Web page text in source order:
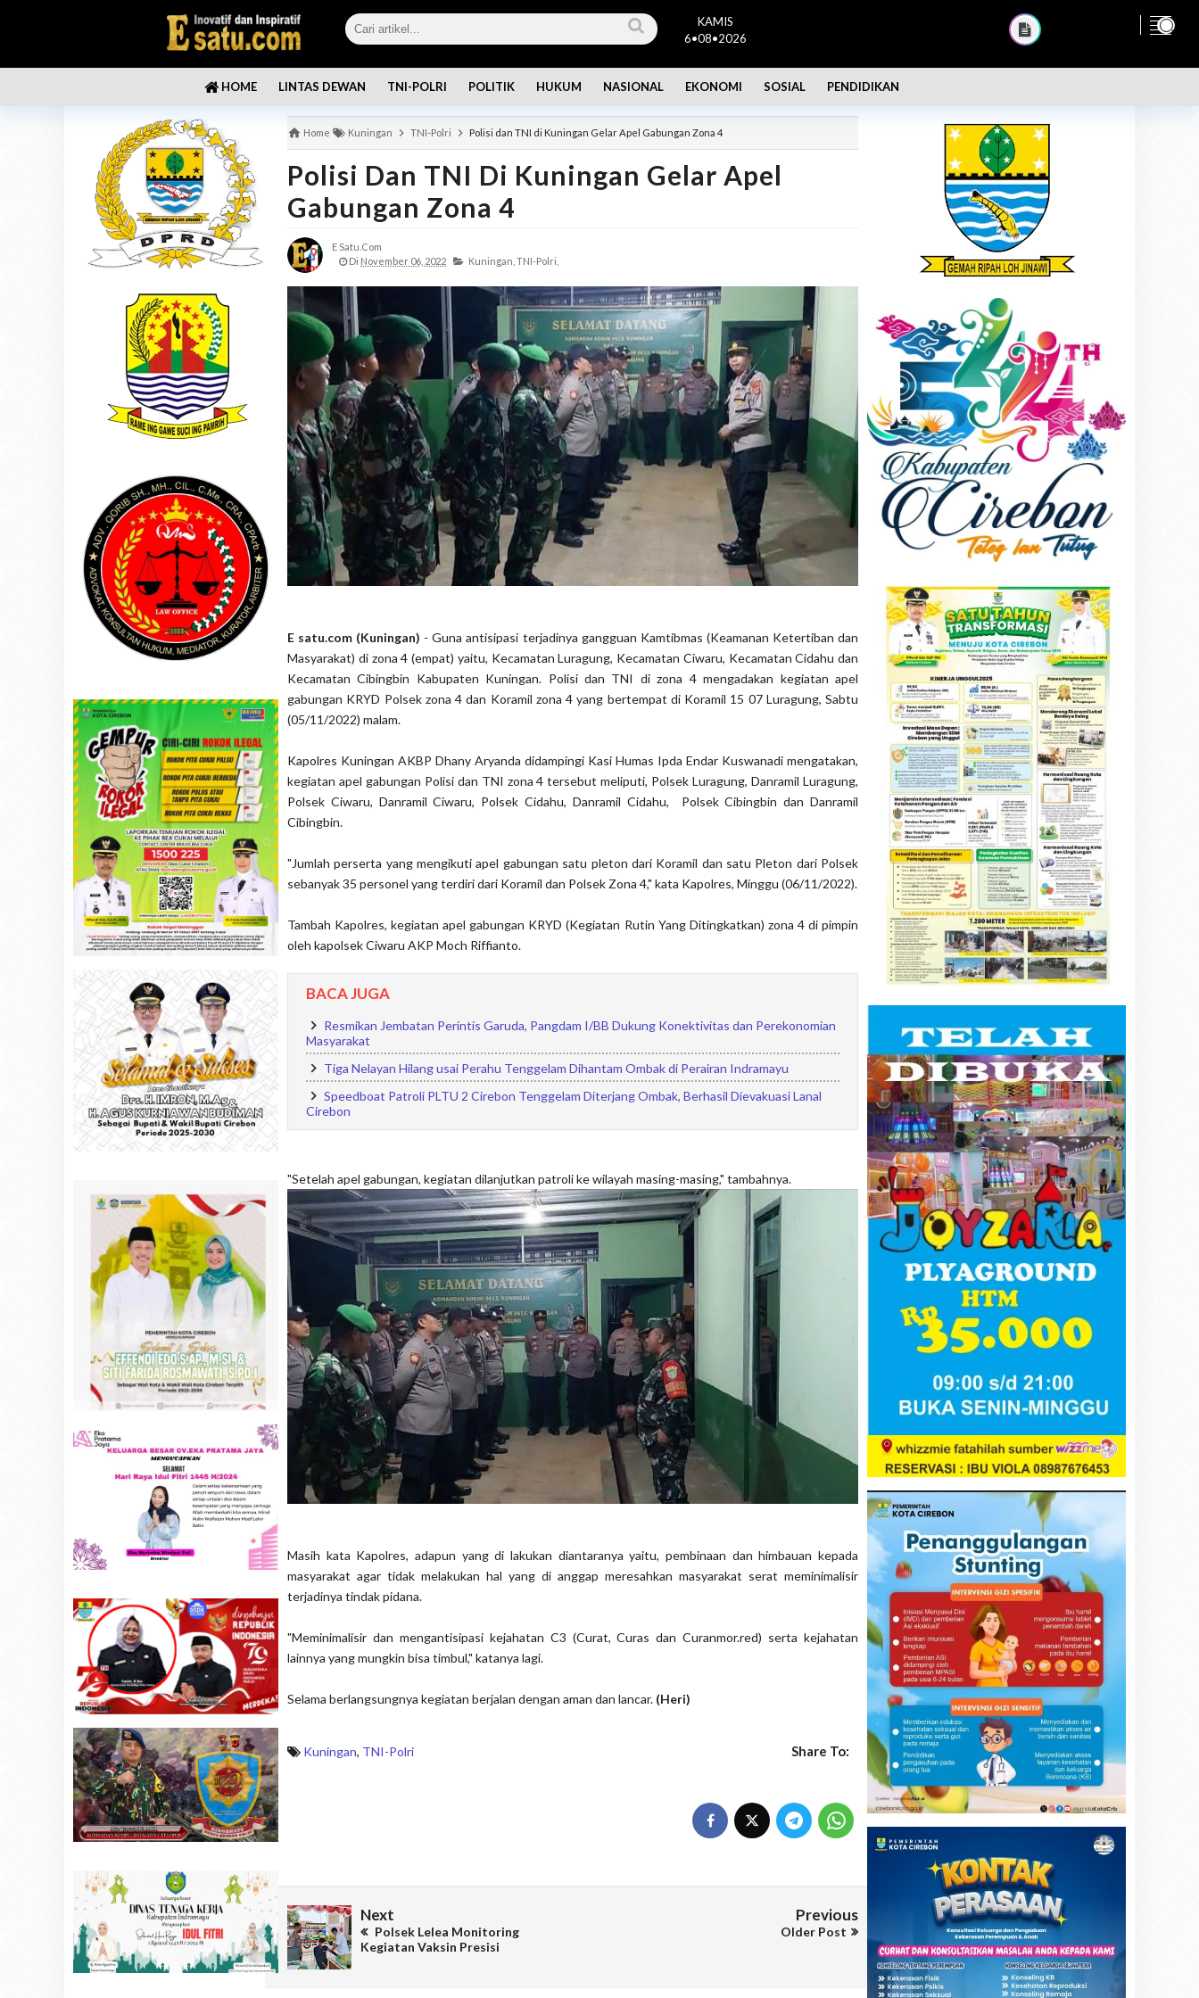
KAMIS
6•08•2026
HOME LINTAS DEWAN TNI-POLRI POLITIK HUKUM NASIONAL EKONOMI SOSIAL PENDIDIKAN
Home Kuningan TNI-Polri Polisi dan TNI di Kuningan Gelar Apel Gabungan Zona 4
Polisi Dan TNI Di Kuningan Gelar Apel
Gabungan Zona 4
E Satu.com
Di November 06, 2022 Kuningan, TNI-Polri,
E satu.com (Kuningan) - Guna antisipasi terjadinya gangguan Kamtibmas (Keamanan Ketertiban dan
Masyarakat) di zona 4 (empat) yaitu, Kecamatan Luragung, Kecamatan Ciwaru, Kecamatan Cidahu dan
Kecamatan Cibingbin Kabupaten Kuningan. Polisi dan TNI di zona 4 mengadakan kegiatan apel
gabungan KRYD Polsek zona 4 dan Koramil zona 4 yang bertempat di Koramil 15 07 Luragung, Sabtu
(05/11/2022) malam.
Kapolres Kuningan AKBP Dhany Aryanda didampingi Kasi Humas Ipda Endar Kuswanadi mengatakan,
kegiatan apel gabungan Polisi dan TNI zona 4 tersebut meliputi, Polsek Luragung, Danramil Luragung,
Polsek Ciwaru, Danramil Ciwaru, Polsek Cidahu, Danramil Cidahu, Polsek Cibingbin dan Danramil
Cibingbin.
"Jumlah perserta yang mengikuti apel gabungan satu pleton dari Koramil dan satu Pleton dari Polsek
sebanyak 35 personel yang terdiri dari Koramil dan Polsek Zona 4," kata Kapolres, Minggu (06/11/2022).
Tambah Kapolres, kegiatan apel gabungan KRYD (Kegiatan Rutin Yang Ditingkatkan) zona 4 di pimpin
oleh kapolsek Ciwaru AKP Moch Riffianto.
BACA JUGA
Resmikan Jembatan Perintis Garuda, Pangdam I/BB Dukung Konektivitas dan Perekonomian
Masyarakat
Tiga Nelayan Hilang usai Perahu Tenggelam Dihantam Ombak di Perairan Indramayu
Speedboat Patroli PLTU 2 Cirebon Tenggelam Diterjang Ombak, Berhasil Dievakuasi Lanal
Cirebon
"Setelah apel gabungan, kegiatan dilanjutkan patroli ke wilayah masing-masing," tambahnya.
Masih kata Kapolres, adapun yang di lakukan diantaranya yaitu, pembinaan dan himbauan kepada
masyarakat agar tidak melakukan hal yang di anggap meresahkan masyarakat serat meminimalisir
terjadinya tindak pidana.
"Meminimalisir dan mengantisipasi kejahatan C3 (Curat, Curas dan Curanmor.red) serta kejahatan
lainnya yang mungkin bisa timbul," katanya lagi.
Selama berlangsungnya kegiatan berjalan dengan aman dan lancar. (Heri)
Kuningan, TNI-Polri Share To:
Next
Polsek Lelea Monitoring
Kegiatan Vaksin Presisi
Previous
Older Post